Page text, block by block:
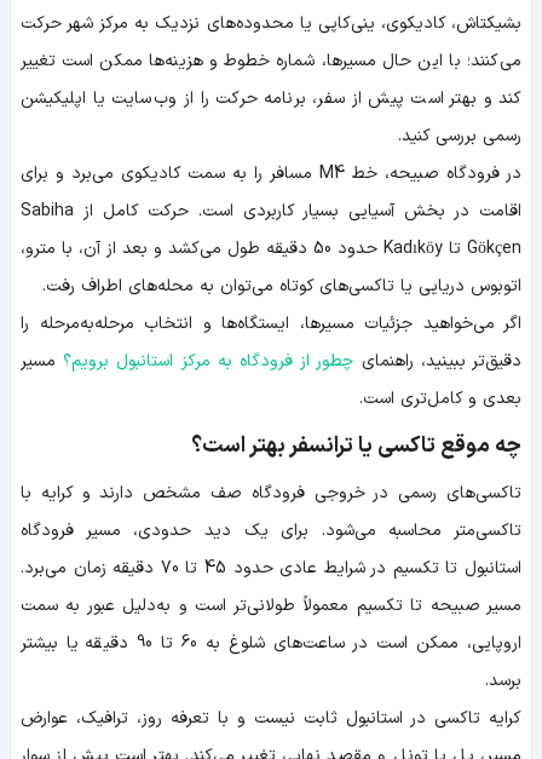
بشیکتاش، کادیکوی، ینی‌کاپی یا محدوده‌های نزدیک به مرکز شهر حرکت
می‌کنند؛ با این حال مسیرها، شماره خطوط و هزینه‌ها ممکن است تغییر
کند و بهتر است پیش از سفر، برنامه حرکت را از وب‌سایت یا اپلیکیشن
رسمی بررسی کنید.
در فرودگاه صبیحه، خط M4 مسافر را به سمت کادیکوی می‌برد و برای
اقامت در بخش آسیایی بسیار کاربردی است. حرکت کامل از Sabiha
Gökçen تا Kadıköy حدود 50 دقیقه طول می‌کشد و بعد از آن، با مترو،
اتوبوس دریایی یا تاکسی‌های کوتاه می‌توان به محله‌های اطراف رفت.
اگر می‌خواهید جزئیات مسیرها، ایستگاه‌ها و انتخاب مرحله‌به‌مرحله را
دقیق‌تر ببینید، راهنمای چطور از فرودگاه به مرکز استانبول برویم؟ مسیر
بعدی و کامل‌تری است.
چه موقع تاکسی یا ترانسفر بهتر است؟
تاکسی‌های رسمی در خروجی فرودگاه صف مشخص دارند و کرایه با
تاکسی‌متر محاسبه می‌شود. برای یک دید حدودی، مسیر فرودگاه
استانبول تا تکسیم در شرایط عادی حدود 45 تا 70 دقیقه زمان می‌برد.
مسیر صبیحه تا تکسیم معمولاً طولانی‌تر است و به‌دلیل عبور به سمت
اروپایی، ممکن است در ساعت‌های شلوغ به 60 تا 90 دقیقه یا بیشتر
برسد.
کرایه تاکسی در استانبول ثابت نیست و با تعرفه روز، ترافیک، عوارض